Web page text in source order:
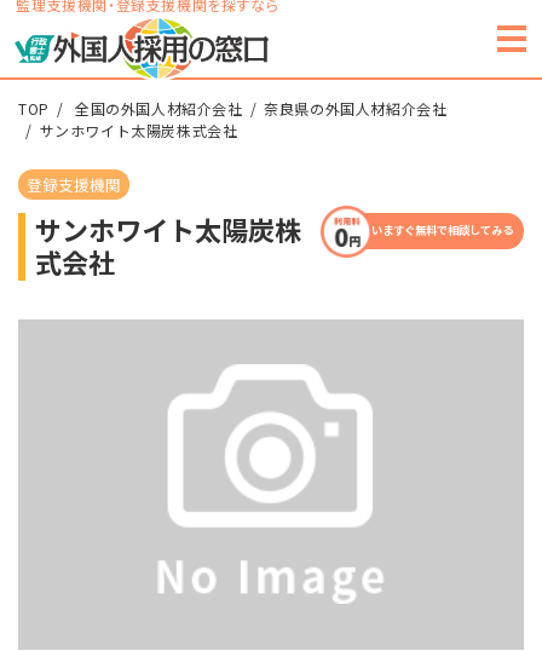
監理支援機関・登録支援機関を探すなら
TOP 全国の外国人材紹介会社
奈良県の外国人材紹介会社
サンホワイト太陽炭株式会社
登録支援機関
サンホワイト太陽炭株
式会社
いますぐ無料で相談してみる